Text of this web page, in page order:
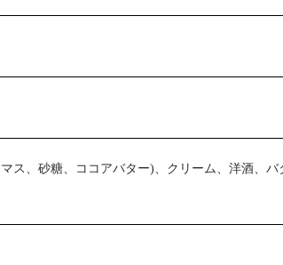
ス、砂糖、ココアバター)、クリーム、洋酒、